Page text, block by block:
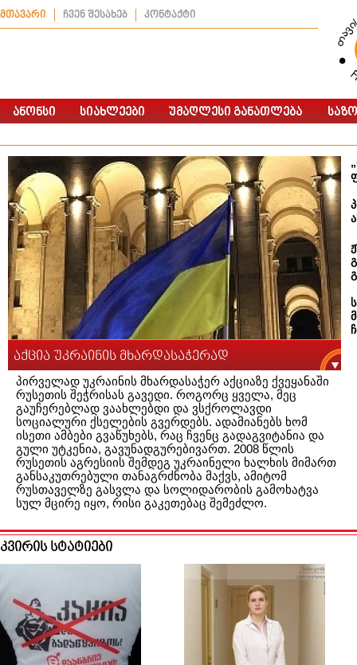
მთავარი ჩვენ შესახებ კონტაქტი
აქცია უკრაინის მხარდასაჭერად
პირველად უკრაინის მხარდასაჭერ აქციაზე ქვეყანაში
რუსეთის შეჭრისას გავედი. როგორც ყველა, მეც
გაუჩერებლად ვაახლებდი და ვსქროლავდი
სოციალური ქსელების გვერდებს. ადამიანებს ხომ
ისეთი ამბები გვაწუხებს, რაც ჩვენც გადაგვიტანია და
გული უტკენია, გავუნადგურებივართ. 2008 წლის
რუსეთის აგრესიის შემდეგ უკრაინელი ხალხის მიმართ
განსაკუთრებული თანაგრძნობა მაქვს, ამიტომ
რუსთაველზე გასვლა და სოლიდარობის გამოხატვა
სულ მცირე იყო, რისი გაკეთებაც შემეძლო.
კვირის სტატიები